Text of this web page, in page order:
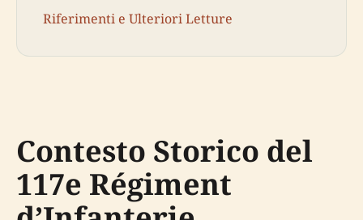
Riferimenti e Ulteriori Letture
Contesto Storico del
117e Régiment